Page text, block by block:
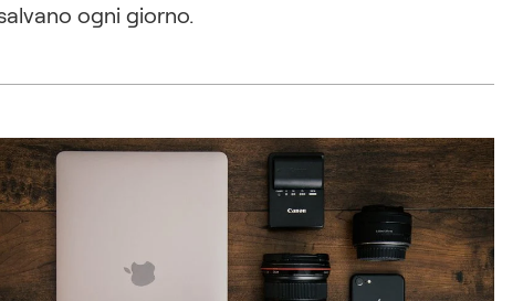
ogni giorno.